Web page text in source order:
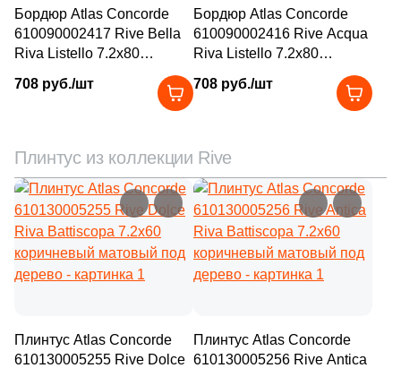
Бордюр Atlas Concorde
610090002417 Rive Bella
Riva Listello 7.2x80
коричневый матовый под
дерево
708 руб./шт
Бордюр Atlas Concorde
610090002416 Rive Acqua
Riva Listello 7.2x80
дерево
708 руб./шт
Плинтус из коллекции Rive
Плинтус Atlas Concorde
610130005255 Rive Dolce
Плинтус Atlas Concorde
610130005256 Rive Antica